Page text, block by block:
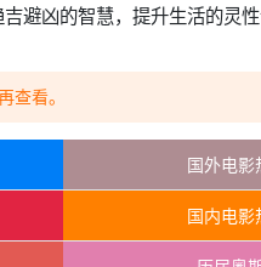
避凶的智慧，提升生活的灵性
查看。
国外电影
国内电影